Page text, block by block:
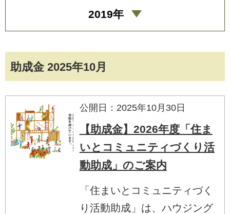
助成金 2025年10月
公開日：2025年10月30日
【助成金】2026年度「住ま
いとコミュニティづくり活
動助成」のご案内
「住まいとコミュニティづく
り活動助成」は、ハウジング
2019年